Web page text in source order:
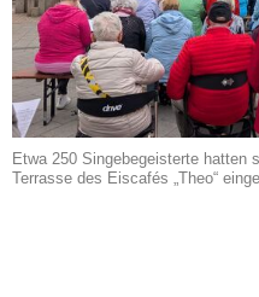
Etwa 250 Singebegeisterte hatten
Terrasse des Eiscafés „Theo“